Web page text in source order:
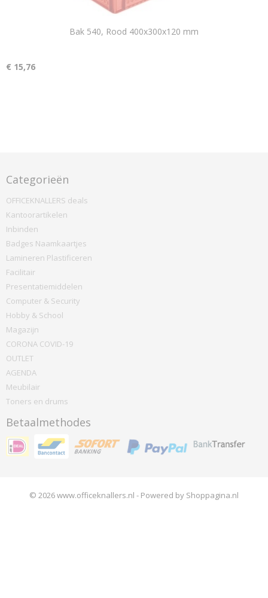
Bak 540, Rood 400x300x120 mm
€ 15,76
Categorieën
OFFICEKNALLERS deals
Kantoorartikelen
Inbinden
Badges Naamkaartjes
Lamineren Plastificeren
Facilitair
Presentatiemiddelen
Computer & Security
Hobby & School
Magazijn
CORONA COVID-19
OUTLET
AGENDA
Meubilair
Toners en drums
Betaalmethodes
© 2026 www.officeknallers.nl - Powered by Shoppagina.nl